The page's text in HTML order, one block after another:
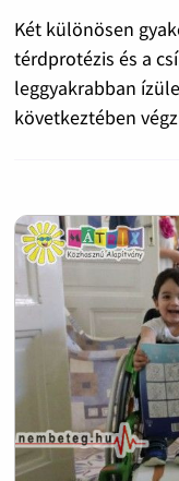
Két különösen
térdprotézis és a
leggyakrabban
következtében